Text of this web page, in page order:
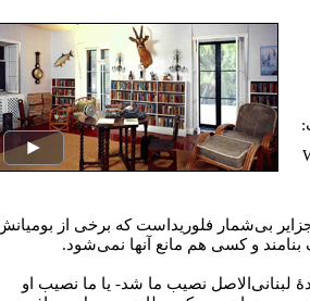
بی‌شمار فلوریداست که برخی از
و کسی هم مانع آنها نمی‌شود.
لبنانی‌الاصل نصیب ما شد- یا ما نصیب او